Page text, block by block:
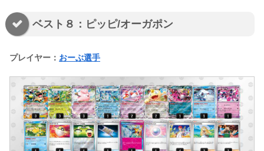
ベスト８：ピッピ/オーガポン
プレイヤー： おーぶ選手